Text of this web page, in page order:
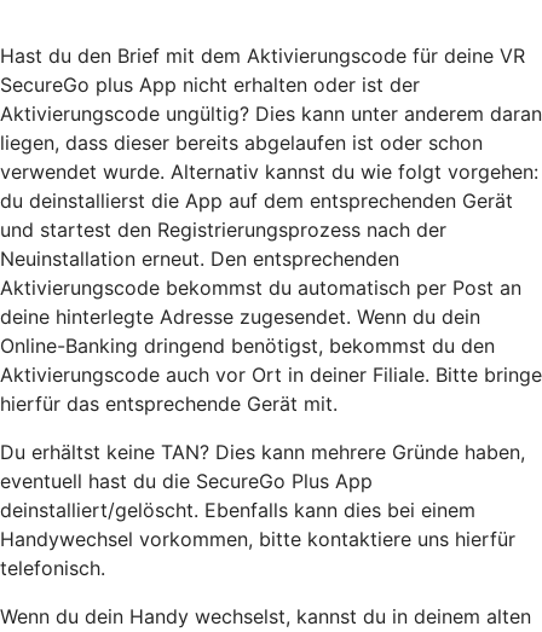
Hast du den Brief mit dem Aktivierungscode für deine VR
SecureGo plus App nicht erhalten oder ist der
Aktivierungscode ungültig? Dies kann unter anderem daran
liegen, dass dieser bereits abgelaufen ist oder schon
verwendet wurde. Alternativ kannst du wie folgt vorgehen:
du deinstallierst die App auf dem entsprechenden Gerät
und startest den Registrierungsprozess nach der
Neuinstallation erneut. Den entsprechenden
Aktivierungscode bekommst du automatisch per Post an
deine hinterlegte Adresse zugesendet. Wenn du dein
Online-Banking dringend benötigst, bekommst du den
Aktivierungscode auch vor Ort in deiner Filiale. Bitte bringe
hierfür das entsprechende Gerät mit.
Du erhältst keine TAN? Dies kann mehrere Gründe haben,
eventuell hast du die SecureGo Plus App
deinstalliert/gelöscht. Ebenfalls kann dies bei einem
Handywechsel vorkommen, bitte kontaktiere uns hierfür
telefonisch.
Wenn du dein Handy wechselst, kannst du in deinem alten